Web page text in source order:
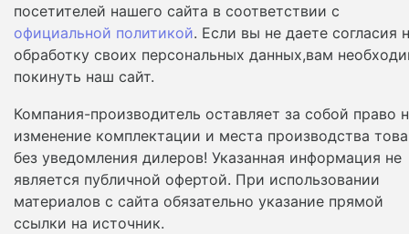
посетителей нашего сайта в соответствии с
официальной политикой. Если вы не даете согласия
обработку своих персональных данных,вам
покинуть наш сайт.
Компания-производитель оставляет за собой право
изменение комплектации и места производства
без уведомления дилеров! Указанная информация не
является публичной офертой. При использовании
материалов с сайта обязательно указание прямой
ссылки на источник.